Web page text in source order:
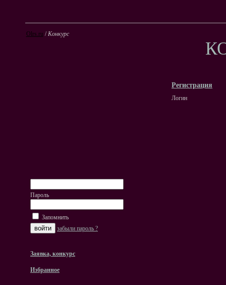
Olrs.ru /Конкурс
Регистрация
Логин
Пароль
Запомнить
забыли пароль ?
Заявка, конкурс
Избранное